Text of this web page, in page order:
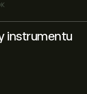
instrumentu